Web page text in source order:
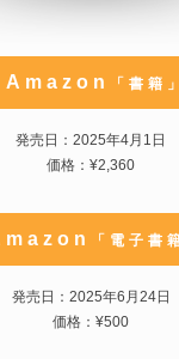
Amazon 「書籍」
発売日：2025年4月1日
価格：¥2,360
「電子書
発売日：2025年6月24日
価格：¥500